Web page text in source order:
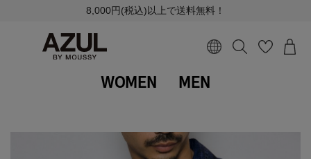
8,000円(税込)以上で送料無料！
WOMEN MEN